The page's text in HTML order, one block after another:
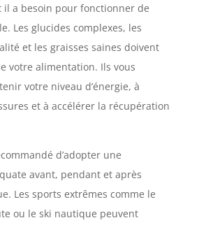
a besoin pour fonctionner de
Les glucides complexes, les
et les graisses saines doivent
votre alimentation. Ils vous
votre niveau d’énergie, à
et à accélérer la récupération
d’adopter une
avant, pendant et après
Les sports extrêmes comme le
ou le ski nautique peuvent